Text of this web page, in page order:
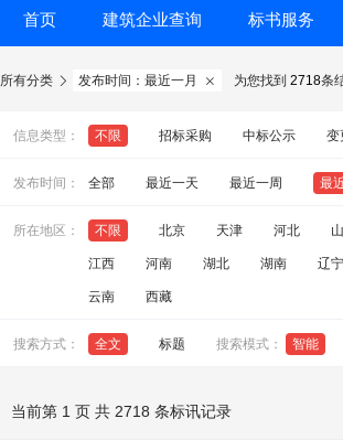
首页 建筑企业查询 标书服务
所有分类  发布时间：最近一月  为您找到 2718条
信息类型： 不限 招标采购 中标公示 变
发布时间： 全部 最近一天 最近一周 最
所在地区： 不限 北京 天津 河北
江西 河南 湖北 湖南 辽宁
云南 西藏
搜索方式： 全文 标题 搜索模式： 智能
当前第 1 页 共 2718 条标讯记录